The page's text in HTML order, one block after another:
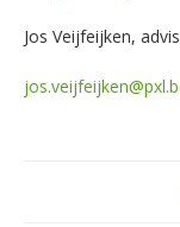
Jos Veijfeijken,